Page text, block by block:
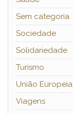
Sem categoria
Sociedade
Solidariedade
Turismo
União Europeia
Viagens